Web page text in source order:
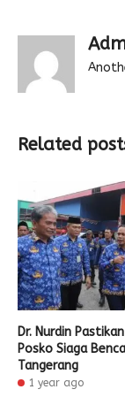
Related
Dr. Nurdin
Posko Siaga
Tangerang
1 year ago